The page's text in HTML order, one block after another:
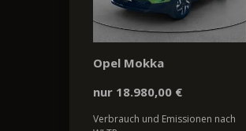
Opel Mokka
nur 18.980,00 €
Verbrauch und Emissionen nach